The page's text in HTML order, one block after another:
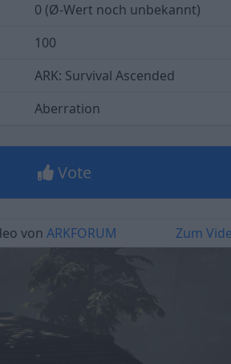
0 (Ø-Wert noch unbekannt)
100
ARK: Survival Ascended
Aberration
Vote
von ARKFORUM Zum